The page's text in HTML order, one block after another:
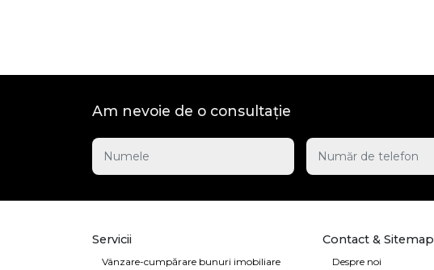
Am nevoie de o consultație
Servicii
Vânzare-cumpărare bunuri imobiliare
Contact & Sitemap
Despre noi